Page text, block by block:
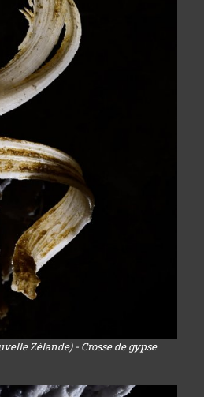
Zélande) - Crosse de gypse